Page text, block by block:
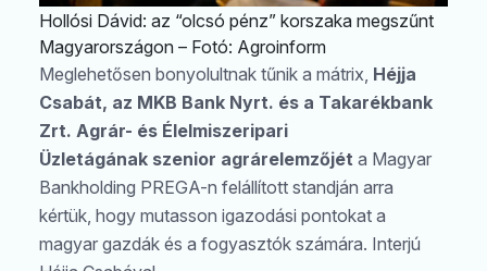
Hollósi Dávid: az “olcsó pénz” korszaka megszűnt
Magyarországon – Fotó: Agroinform
Meglehetősen bonyolultnak tűnik a mátrix, Héjja
Csabát, az MKB Bank Nyrt. és a Takarékbank
Zrt. Agrár- és Élelmiszeripari
Üzletágának szenior agrárelemzőjét a Magyar
Bankholding PREGA-n felállított standján arra
kértük, hogy mutasson igazodási pontokat a
magyar gazdák és a fogyasztók számára. Interjú